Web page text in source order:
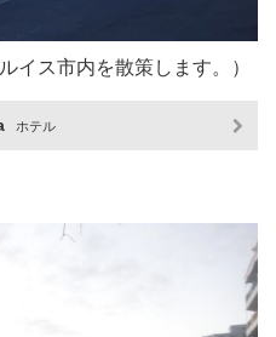
イス市内を散策します。）
ホテル